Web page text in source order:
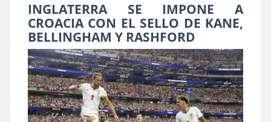
INGLATERRA SE IMPONE A
CROACIA CON EL SELLO DE KANE,
BELLINGHAM Y RASHFORD